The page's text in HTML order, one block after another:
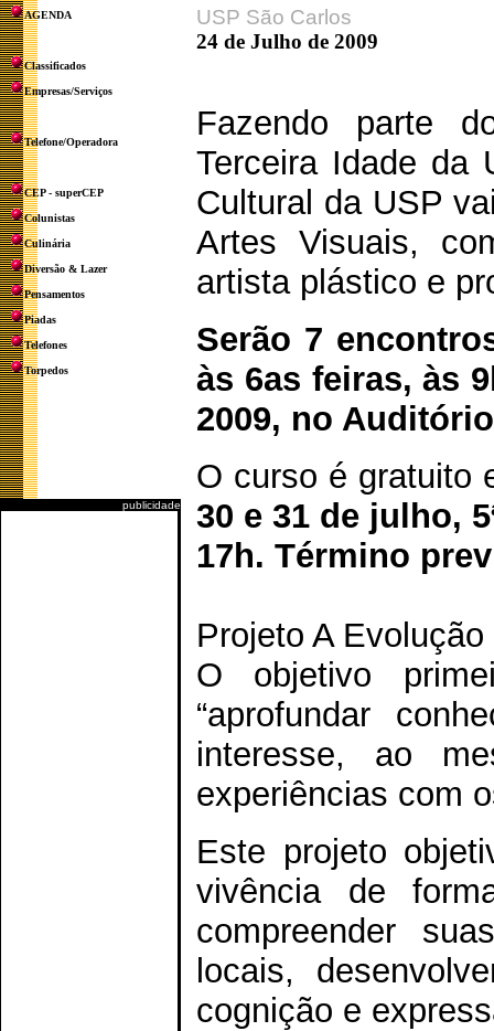
AGENDA
Classificados
Empresas/Serviços
Telefone/Operadora
CEP - superCEP
Colunistas
Culinária
Diversão & Lazer
Pensamentos
Piadas
Telefones
Torpedos
publicidade
USP São Carlos
24 de Julho de 2009
Fazendo parte
Terceira Idade da
Cultural da USP
Artes Visuais,
artista plástico e
Serão 7
às 6as feiras, às
2009, no
O curso é gratuito
30 e 31 de julho,
17h. Término
Projeto A
O objetivo
“aprofundar
interesse, ao
experiências com
Este projeto
vivência de
compreender
locais,
cognição e